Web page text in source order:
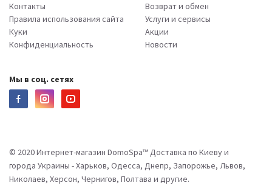
Контакты
Правила использования сайта
Куки
Конфиденциальность
Возврат и обмен
Услуги и сервисы
Акции
Новости
Мы в соц. сетях
© 2020 Интернет-магазин DomoSpa™ Доставка по Киеву и
города Украины - Харьков, Одесса, Днепр, Запорожье, Львов,
Николаев, Херсон, Чернигов, Полтава и другие.